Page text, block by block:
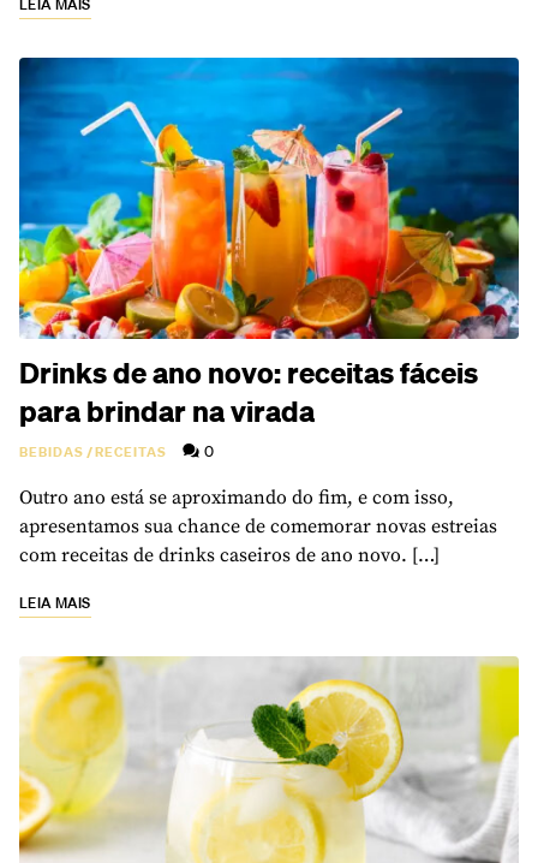
LEIA MAIS
Drinks de ano novo: receitas fáceis
para brindar na virada
BEBIDAS/RECEITAS 0
Outro ano está se aproximando do fim, e com isso,
apresentamos sua chance de comemorar novas estreias
com receitas de drinks caseiros de ano novo. […]
LEIA MAIS